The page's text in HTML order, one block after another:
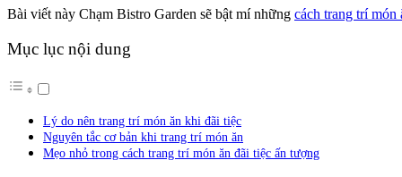
Bài viết này Chạm Bistro Garden sẽ bật mí những cách trang trí món
Mục lục nội dung
Lý do nên trang trí món ăn khi đãi tiệc
Nguyên tắc cơ bản khi trang trí món ăn
Mẹo nhỏ trong cách trang trí món ăn đãi tiệc ấn tượng